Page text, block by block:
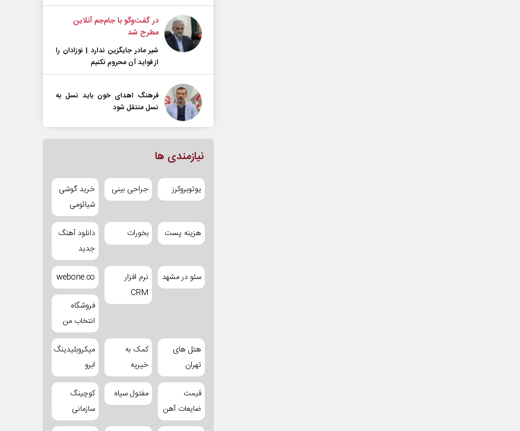
در گفت‌و‌گو با جام‌جم آنلاین
مطرح شد
شیر مادر جایگزین ندارد | نوزادان را
از فواید آن محروم نکنیم
فرهنگ اهدای خون باید نسل به
نسل منتقل شود
نیازمندی ها
یوتوبروکرز جراحی بینی
خرید گوشی
شیائومی
هزینه پست بخورات
دانلود آهنگ
جدید
سئو در مشهد
نرم افزار
CRM
webone.co
فروشگاه
انتخاب من
هتل های
تهران
کمک به
خیریه
میکروبلیدینگ
ابرو
قیمت
ضایعات آهن
مفتول سیاه
کوچینگ
سازمانی